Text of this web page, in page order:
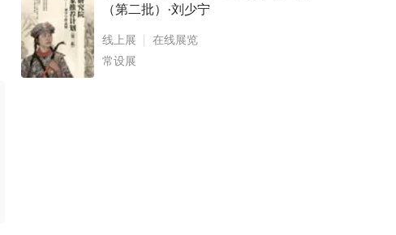
（第二批）·刘少宁
线上展
在线展览
常设展